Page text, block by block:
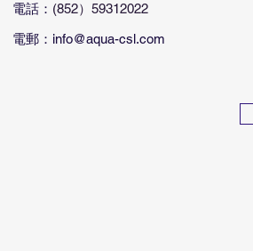
電話： (852）59312022
​電郵：info@aqua-csl.com